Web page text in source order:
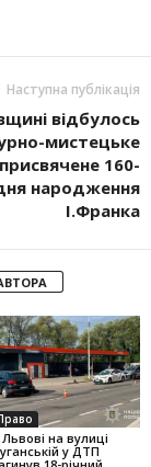
Наступна публікація
відбулось
мистецьке
160-
народження
І.Франка
на вулиці
у ДТП